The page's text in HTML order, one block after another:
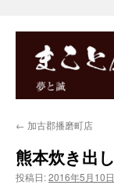
← 加古郡播磨町店
熊本炊き出し
投稿日:2016年5月10日